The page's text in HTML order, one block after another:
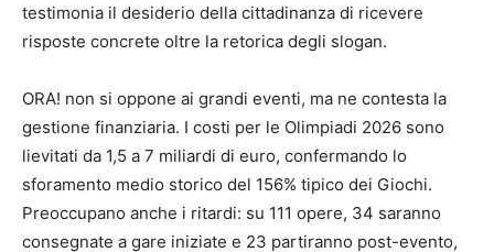
testimonia il desiderio della cittadinanza di ricevere
risposte concrete oltre la retorica degli slogan.
ORA! non si oppone ai grandi eventi, ma ne contesta la
gestione finanziaria. I costi per le Olimpiadi 2026 sono
lievitati da 1,5 a 7 miliardi di euro, confermando lo
sforamento medio storico del 156% tipico dei Giochi.
Preoccupano anche i ritardi: su 111 opere, 34 saranno
consegnate a gare iniziate e 23 partiranno post-evento,